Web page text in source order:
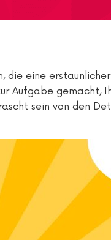
die eine
Aufgabe gemacht,
sein von den